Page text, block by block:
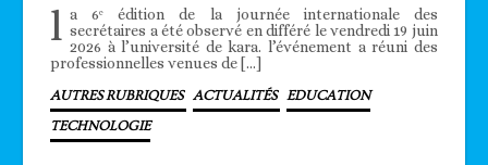
l a 6ᵉ édition de la journée internationale des
secrétaires a été observé en différé le vendredi 19 juin
2026 à l’université de kara. l’événement a réuni des
professionnelles venues de […]
AUTRES RUBRIQUES ACTUALITÉS EDUCATION
TECHNOLOGIE